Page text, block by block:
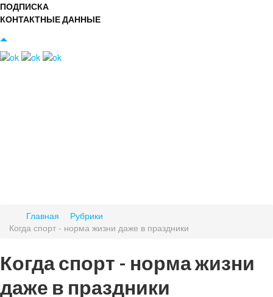
ПОДПИСКА
КОНТАКТНЫЕ ДАННЫЕ
Главная
Рубрики
Когда спорт - норма жизни даже в праздники
Когда спорт - норма жизни
даже в праздники